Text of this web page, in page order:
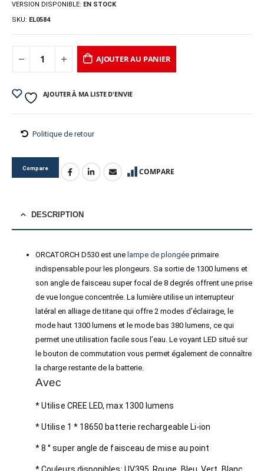
VERSION DISPONIBLE: EN STOCK
SKU: EL0584
AJOUTER AU PANIER
AJOUTER À MA LISTE D'ENVIE
Politique de retour
Compare COMPARE
DESCRIPTION
ORCATORCH D530 est une lampe de plongée primaire
indispensable pour les plongeurs. Sa sortie de 1300 lumens et
son angle de faisceau super focal de 8 degrés offrent une prise
de vue longue concentrée. La lumière utilise un interrupteur
latéral en alliage de titane qui offre 2 modes d’éclairage, le
mode haut 1300 lumens et le mode bas 380 lumens, ce qui
permet une utilisation facile sous l’eau. Le voyant LED situé sur
le bouton de commutation vous permet également de connaître
la charge restante de la batterie.
Avec
* Utilise CREE LED, max 1300 lumens
* Utilise 1 * 18650 batterie rechargeable Li-ion
* 8 ° super angle de faisceau de mise au point